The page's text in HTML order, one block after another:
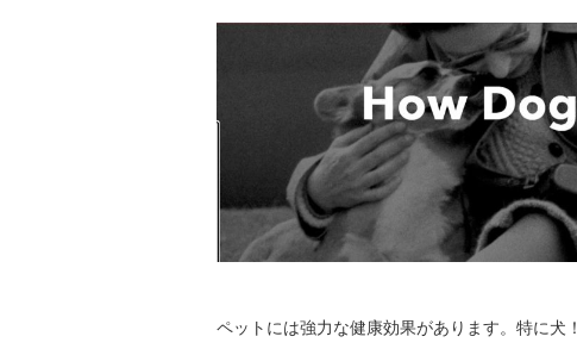
ペットには強力な健康効果があります。特に犬！